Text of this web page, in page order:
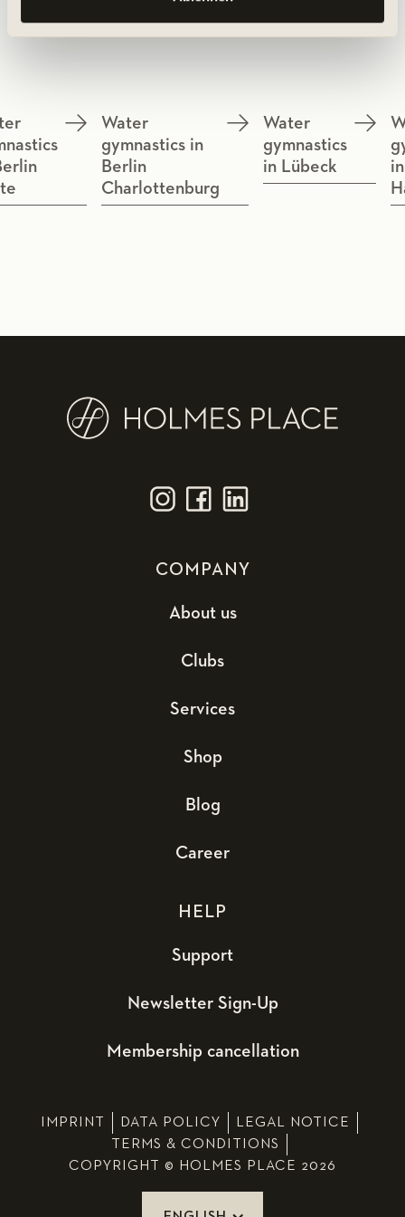
class.
Water
gymnastics in
Berlin
Charlottenburg
Water
gymnastics
in Lübeck
in
COMPANY
About us
Clubs
Services
Shop
Blog
Career
HELP
Support
Newsletter Sign-Up
Membership cancellation
IMPRINT DATA POLICY
LEGAL NOTICE
TERMS & CONDITIONS
COPYRIGHT © HOLMES PLACE 2026